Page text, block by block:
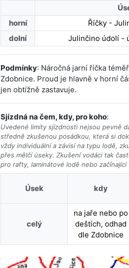
horní
Říčky -
dolní
Julinčino údolí -
Podmínky: Náročná jarní říčka
Zdobnice. Proud je hlavně v horní
jen obtížně zastavuje.
Sjízdná na čem, kdy, pro koho:
Uvedené limity sjízdnosti nejsou pevně
středně zkušenou posádkou, která si
vždy individuální a závisí na typu lodě,
přes mělčí úseky. Zkušení vodáci tak
pro rafty, laminátové lodě nebo
Úsek kdy
celý
na jaře nebo po
deštích, odhad
dle Zdobnice